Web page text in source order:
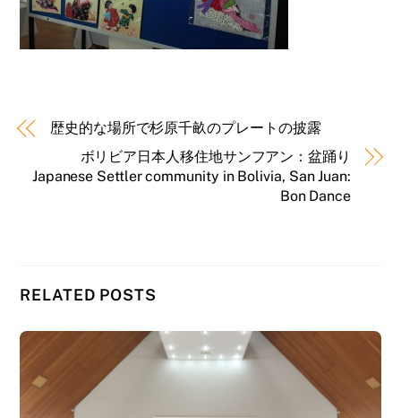
歴史的な場所で杉原千畝のプレートの披露
ボリビア日本人移住地サンフアン：盆踊り
Japanese Settler community in Bolivia, San Juan:
Bon Dance
RELATED POSTS